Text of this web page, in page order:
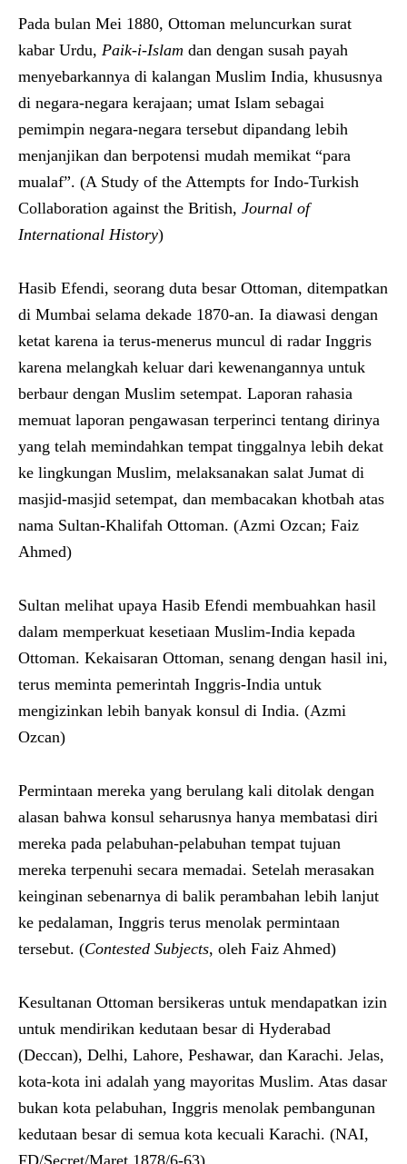
Pada bulan Mei 1880, Ottoman meluncurkan surat
kabar Urdu, Paik-i-Islam dan dengan susah payah
menyebarkannya di kalangan Muslim India, khususnya
di negara-negara kerajaan; umat Islam sebagai
pemimpin negara-negara tersebut dipandang lebih
menjanjikan dan berpotensi mudah memikat “para
mualaf”. (A Study of the Attempts for Indo-Turkish
Collaboration against the British, Journal of
International History)
Hasib Efendi, seorang duta besar Ottoman, ditempatkan
di Mumbai selama dekade 1870-an. Ia diawasi dengan
ketat karena ia terus-menerus muncul di radar Inggris
karena melangkah keluar dari kewenangannya untuk
berbaur dengan Muslim setempat. Laporan rahasia
memuat laporan pengawasan terperinci tentang dirinya
yang telah memindahkan tempat tinggalnya lebih dekat
ke lingkungan Muslim, melaksanakan salat Jumat di
masjid-masjid setempat, dan membacakan khotbah atas
nama Sultan-Khalifah Ottoman. (Azmi Ozcan; Faiz
Ahmed)
Sultan melihat upaya Hasib Efendi membuahkan hasil
dalam memperkuat kesetiaan Muslim-India kepada
Ottoman. Kekaisaran Ottoman, senang dengan hasil ini,
terus meminta pemerintah Inggris-India untuk
mengizinkan lebih banyak konsul di India. (Azmi
Ozcan)
Permintaan mereka yang berulang kali ditolak dengan
alasan bahwa konsul seharusnya hanya membatasi diri
mereka pada pelabuhan-pelabuhan tempat tujuan
mereka terpenuhi secara memadai. Setelah merasakan
keinginan sebenarnya di balik perambahan lebih lanjut
ke pedalaman, Inggris terus menolak permintaan
tersebut. (Contested Subjects, oleh Faiz Ahmed)
Kesultanan Ottoman bersikeras untuk mendapatkan izin
untuk mendirikan kedutaan besar di Hyderabad
(Deccan), Delhi, Lahore, Peshawar, dan Karachi. Jelas,
kota-kota ini adalah yang mayoritas Muslim. Atas dasar
bukan kota pelabuhan, Inggris menolak pembangunan
kedutaan besar di semua kota kecuali Karachi. (NAI,
FD/Secret/Maret 1878/6-63)